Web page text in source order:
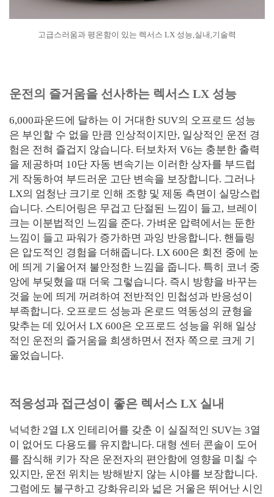
고급스러움과 평온함이 있는 렉서스 LX 성능,실내,기술력
운전의 즐거움을 선사하는 렉서스 LX 성능
6,000파운드에 달하는 이 거대한 SUV의 오프로드 성능
은 부인할 수 없을 만큼 인상적이지만, 일상적인 운전 경
험은 전혀 즐겁지 않습니다. 터보차저 V6는 충분한 출력
을 제공하며 10단 자동 변속기는 이러한 상자를 부드럽
게 작동하여 부드러운 고단 변속을 보장합니다. 그러나
LX의 엄청난 크기로 인해 조향 및 제동 측면이 실망스럽
습니다. 스티어링은 무겁고 단절된 느낌이 들고, 브레이
크는 이분법적인 느낌을 준다. 가벼운 압력에서는 둔한
느낌이 들고 파워가 증가하면 과잉 반응합니다. 핸들링
은 압도적인 경험을 더해줍니다. LX 600은 회전 중에 눈
에 띄게 기울어져 불안정한 느낌을 줍니다. 특히 코너 중
앙에 부딪혔을 때 더욱 그렇습니다. 즉시 방향을 바꾸는
것을 눈에 띄게 꺼려하여 전반적인 민첩성과 반응성이
부족합니다. 오프로드 성능과 온로드 역동성의 균형을
맞추는 데 있어서 LX 600은 오프로드 성능을 위해 일상
적인 운전의 즐거움을 희생하면서 전자 쪽으로 크게 기
울었습니다.
적응성과 접근성이 좋은 렉서스 LX 실내
넉넉한 2열 LX 인테리어를 갖춘 이 실질적인 SUV는 3열
이 없어도 다용도를 유지합니다. 대형 센터 콘솔이 도어
를 잠식해 키가 작은 운전자의 편안함에 영향을 미칠 수
있지만, 운전 위치는 방해받지 않는 시야를 보장합니다.
그럼에도 불구하고 강화유리와 넓은 거울은 뛰어난 시인